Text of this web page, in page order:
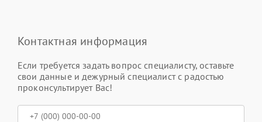
Контактная информация
Если требуется задать вопрос специалисту, оставьте
свои данные и дежурный специалист с радостью
проконсультирует Вас!